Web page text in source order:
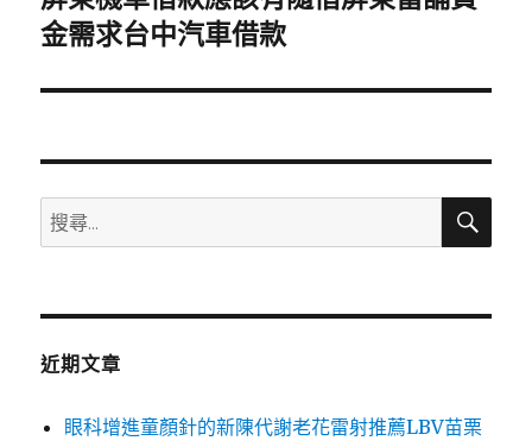
一
文
金需求台中汽車借款
搜
尋
鍵
搜
近期文章
眼科增進童顏針的新陳代謝老花雷射推薦LBV苗栗